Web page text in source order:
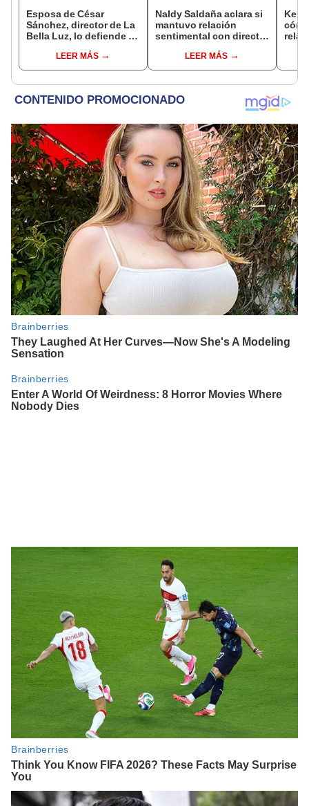
Esposa de César
Sánchez, director de La
Bella Luz, lo defiende y
relación clandestina
con Naldy Saldaña:
LEER MÁS
Naldy Saldaña aclara si
mantuvo relación
sentimental con director
denunciarlo por
tocamientos: “Me
LEER MÁS